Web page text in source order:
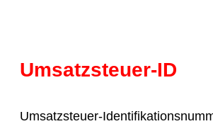
Umsatzsteuer-ID
Umsatzsteuer-